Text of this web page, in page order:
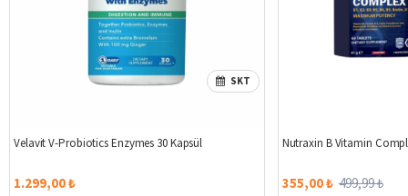
SKT
Velavit V-Probiotics Enzymes 30 Kapsül
1.299,00 ₺
Nutraxin B Vitamin
355,00 ₺ 499,99 ₺